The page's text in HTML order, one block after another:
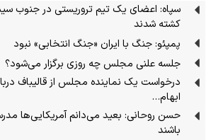
سپاه: اعضای یک تیم تروریستی در جنوب
کشته شدند
پمپئو: جنگ با ایران «جنگ انتخابی» نبود
جلسه علنی مجلس چه روزی برگزار می‌شود؟
ابهام…
حسن روحانی: بعید می‌دانم آمریکایی‌ها
باشند